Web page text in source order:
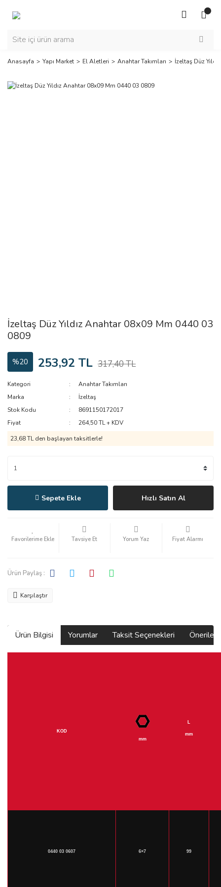
Anasayfa Yapı Market El Aletleri Anahtar Takımları İzeltaş Düz
İzeltaş Düz Yıldız Anahtar 08x09 Mm 0440 03
0809
%20 253,92 TL 317,40 TL
Kategori
Anahtar Takımları
Marka
İzeltaş
Stok Kodu
8691150172017
Fiyat
264,50 TL + KDV
23,68 TL den başlayan taksitlerle!
Sepete Ekle Hızlı Satın Al
Tavsiye Et Yorum Yaz Fiyat Alarmı
Ürün Paylaş :
Karşılaştır
Ürün Bilgisi Yorumlar Taksit Seçenekleri
KOD
mm
L
mm
0440 03 0607 6×7 99